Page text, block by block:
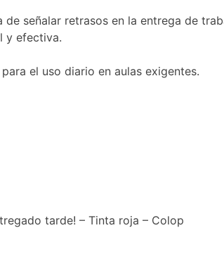
señalar retrasos en la entrega de
y efectiva.
el uso diario en aulas exigentes.
tarde! – Tinta roja – Colop